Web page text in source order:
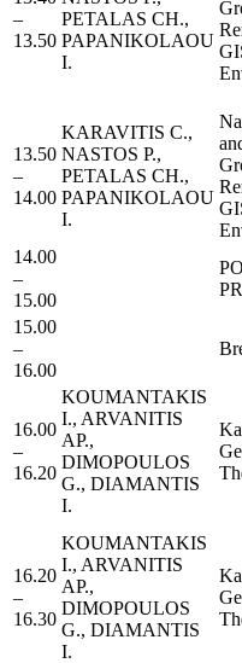
–
13.50
PETALAS CH.,
PAPANIKOLAOU
I.
13.50
–
14.00
KARAVITIS C.,
NASTOS P.,
PETALAS CH.,
PAPANIKOLAOU
I.
14.00
–
15.00
15.00
–
16.00
16.00
–
16.20
KOUMANTAKIS
I., ARVANITIS
AP.,
DIMOPOULOS
G., DIAMANTIS
I.
16.20
–
16.30
KOUMANTAKIS
I., ARVANITIS
AP.,
DIMOPOULOS
G., DIAMANTIS
I.